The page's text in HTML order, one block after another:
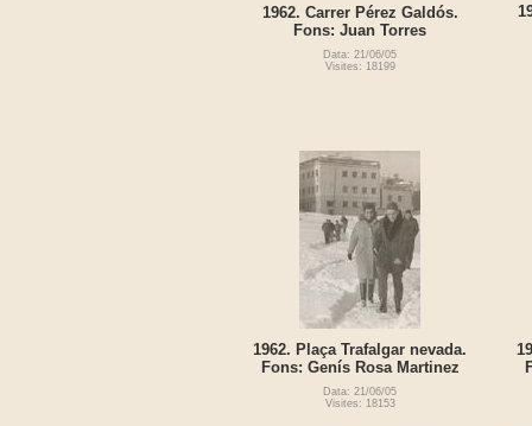
1962. Carrer Pérez Galdós.
Fons: Juan Torres
Data: 21/06/05
Visites: 18199
1962. Plaça Trafalgar nevada.
Fons: Genís Rosa Martinez
Data: 21/06/05
Visites: 18153